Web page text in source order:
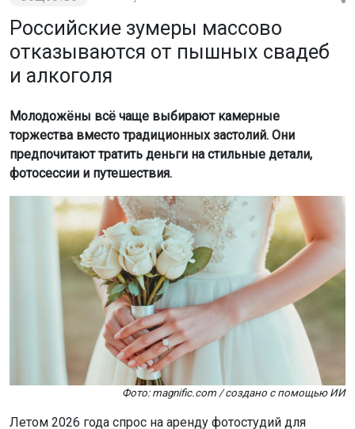
Российские зумеры массово
отказываются от пышных свадеб
и алкоголя
Молодожёны всё чаще выбирают камерные
торжества вместо традиционных застолий. Они
предпочитают тратить деньги на стильные детали,
фотосессии и путешествия.
Фото: magnific.com / создано с помощью ИИ
Летом 2026 года спрос на аренду фотостудий для